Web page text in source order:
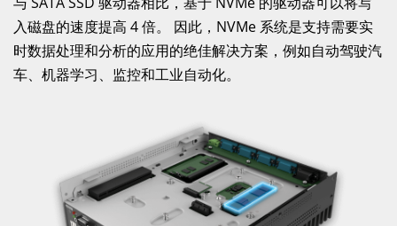
入磁盘的速度提高 4 倍。 因此，NVMe 系统是支持需要实
时数据处理和分析的应用的绝佳解决方案，例如自动驾驶汽
车、机器学习、监控和工业自动化。